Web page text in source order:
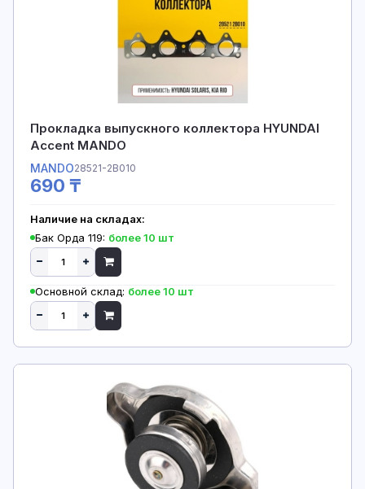
Прокладка выпускного коллектора HYUNDAI
Accent MANDO
MANDO28521-2B010
690 ₸
Наличие на складах:
Бак Орда 119: более 10 шт
Основной склад: более 10 шт